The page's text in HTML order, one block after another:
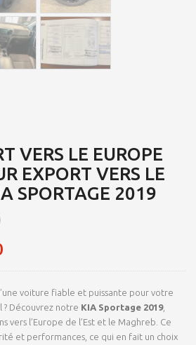
VERS LE EUROPE
EXPORT VERS LE
SPORTAGE 2019
voiture fiable et puissante pour votre
? Découvrez notre KIA Sportage 2019,
vers l’Europe de l’Est et le Maghreb. Ce
et performances, ce qui en fait un choix